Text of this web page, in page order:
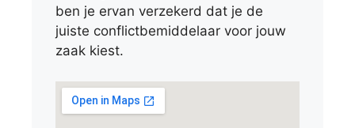
ben je ervan verzekerd dat je de
juiste conflictbemiddelaar voor jouw
zaak kiest.